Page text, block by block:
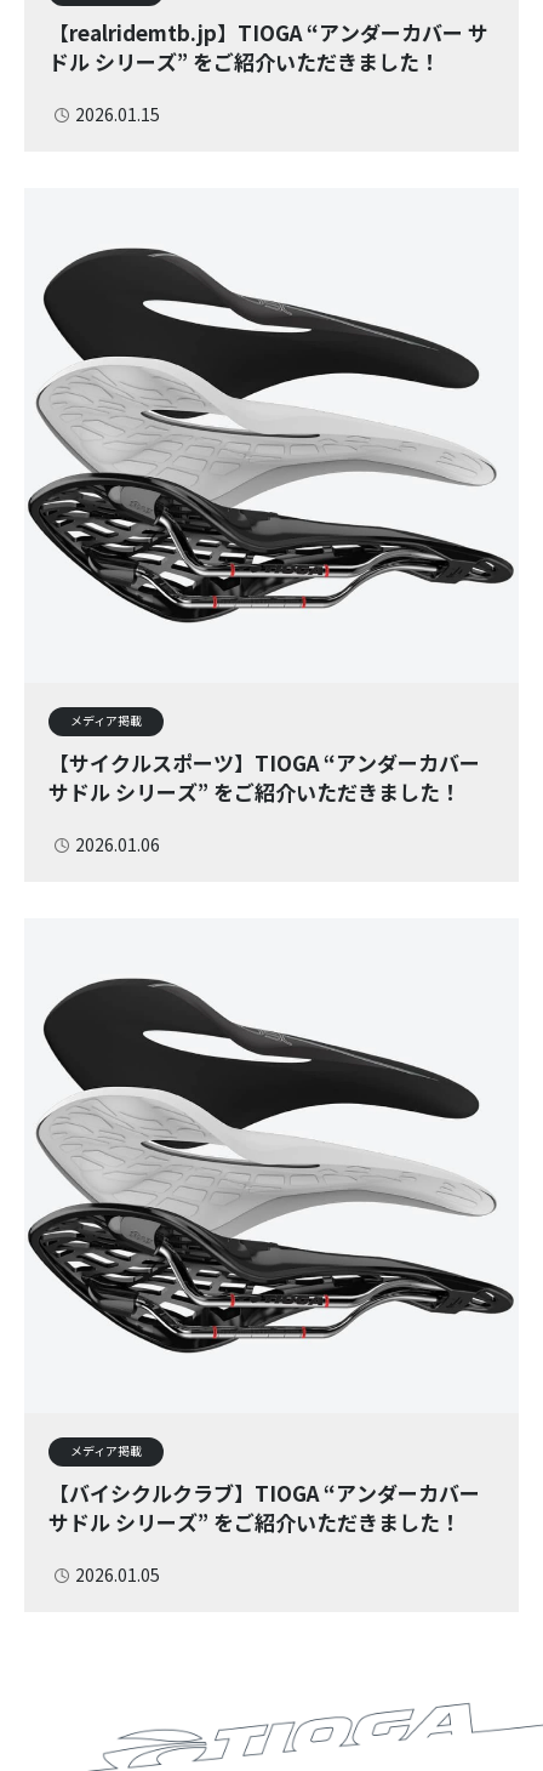
【realridemtb.jp】TIOGA “アンダーカバー サ
ドル シリーズ” をご紹介いただきました！
2026.01.15
メディア掲載
【サイクルスポーツ】TIOGA “アンダーカバー
サドル シリーズ” をご紹介いただきました！
2026.01.06
メディア掲載
【バイシクルクラブ】TIOGA “アンダーカバー
サドル シリーズ” をご紹介いただきました！
2026.01.05